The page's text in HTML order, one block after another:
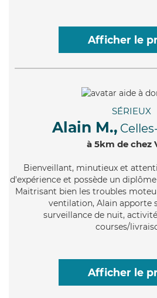
Afficher le
SÉRIEUX
Alain M.,
à 5km de chez
Bienveillant, minutieux et
d'expérience et possède un
Maitrisant bien les troubles
ventilation, Alain apporte
surveillance de nuit,
courses/
Afficher le